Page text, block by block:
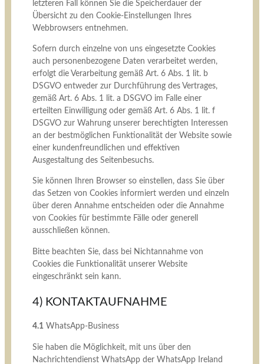
letzteren Fall können Sie die Speicherdauer der
Übersicht zu den Cookie-Einstellungen Ihres
Webbrowsers entnehmen.
Sofern durch einzelne von uns eingesetzte Cookies
auch personenbezogene Daten verarbeitet werden,
erfolgt die Verarbeitung gemäß Art. 6 Abs. 1 lit. b
DSGVO entweder zur Durchführung des Vertrages,
gemäß Art. 6 Abs. 1 lit. a DSGVO im Falle einer
erteilten Einwilligung oder gemäß Art. 6 Abs. 1 lit. f
DSGVO zur Wahrung unserer berechtigten Interessen
an der bestmöglichen Funktionalität der Website sowie
einer kundenfreundlichen und effektiven
Ausgestaltung des Seitenbesuchs.
Sie können Ihren Browser so einstellen, dass Sie über
das Setzen von Cookies informiert werden und einzeln
über deren Annahme entscheiden oder die Annahme
von Cookies für bestimmte Fälle oder generell
ausschließen können.
Bitte beachten Sie, dass bei Nichtannahme von
Cookies die Funktionalität unserer Website
eingeschränkt sein kann.
4) KONTAKTAUFNAHME
4.1WhatsApp-Business
Sie haben die Möglichkeit, mit uns über den
Nachrichtendienst WhatsApp der WhatsApp Ireland